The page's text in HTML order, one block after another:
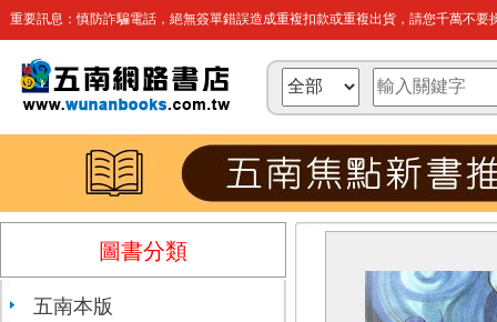
重要訊息：慎防詐騙電話，絕無簽單錯誤造成重複扣款或重複出貨，請您千萬不要
圖書分類
五南本版